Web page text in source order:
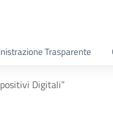
Trasparente
Digitali”